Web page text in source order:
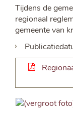
Tijdens de
regionaal
gemeente van